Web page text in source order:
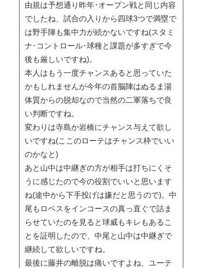
由規は予想通り昨年･オープン戦と同じ内容
でしたね、試合の入りから四球3つで満塁で
は野手陣も集中力が続かないですね(スタミ
ナ･コントロール･球種と課題が多すぎで今
後も厳しいですね)。
本人はもう一度チャンスあると思っていた
かもしれませんが今年の首脳陣はぬるま湯
体質からの脱却なので当然の二軍落ちで良
い判断ですね。
変わりは寺島か岩橋にチャンス与えて欲し
いですね(ここのローテはチャンス枠でいい
のかなと)
あと山中は中継ぎの方が相手は打ちにくそ
うに感じたので今の役割でいいと思います
ね(途中から下手投げは嫌だと思うので)。中
尾もロペスをインコースの真っ直ぐで詰ま
らせていたのを見ると球威もキレもあるこ
とを証明したので、中尾と山中は中継ぎで
継続して欲しいですね。
最後に藤井の離脱は痛いですよね、ユーテ